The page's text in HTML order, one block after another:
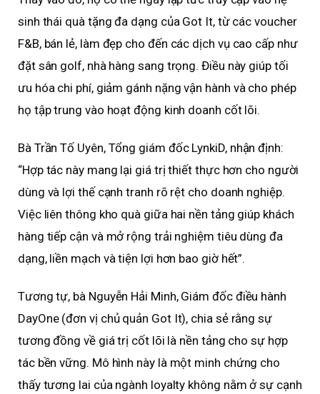
sinh thái quà tặng đa dạng của Got It, từ các voucher
F&B, bán lẻ, làm đẹp cho đến các dịch vụ cao cấp như
đặt sân golf, nhà hàng sang trọng. Điều này giúp tối
ưu hóa chi phí, giảm gánh nặng vận hành và cho phép
họ tập trung vào hoạt động kinh doanh cốt lõi.
Bà Trần Tố Uyên, Tổng giám đốc LynkiD, nhận định:
“Hợp tác này mang lại giá trị thiết thực hơn cho người
dùng và lợi thế cạnh tranh rõ rệt cho doanh nghiệp.
Việc liên thông kho quà giữa hai nền tảng giúp khách
hàng tiếp cận và mở rộng trải nghiệm tiêu dùng đa
dạng, liền mạch và tiện lợi hơn bao giờ hết”.
Tương tự, bà Nguyễn Hải Minh, Giám đốc điều hành
DayOne (đơn vị chủ quản Got It), chia sẻ rằng sự
tương đồng về giá trị cốt lõi là nền tảng cho sự hợp
tác bền vững. Mô hình này là một minh chứng cho
thấy tương lai của ngành loyalty không nằm ở sự cạnh